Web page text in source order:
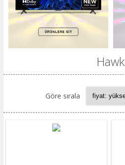
Hawk
Göre sırala